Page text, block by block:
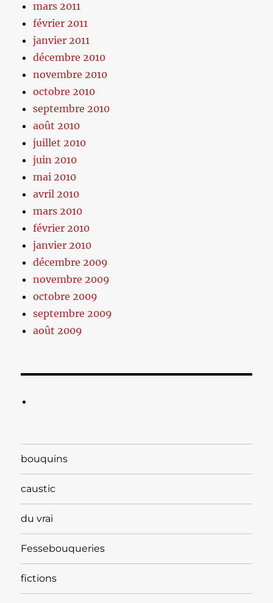
mars 2011
février 2011
janvier 2011
décembre 2010
novembre 2010
octobre 2010
septembre 2010
août 2010
juillet 2010
juin 2010
mai 2010
avril 2010
mars 2010
février 2010
janvier 2010
décembre 2009
novembre 2009
octobre 2009
septembre 2009
août 2009
bouquins
caustic
du vrai
Fessebouqueries
fictions